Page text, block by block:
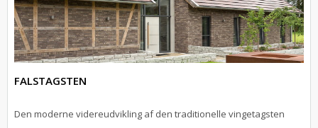
FALSTAGSTEN
Den moderne videreudvikling af den traditionelle vingetagsten